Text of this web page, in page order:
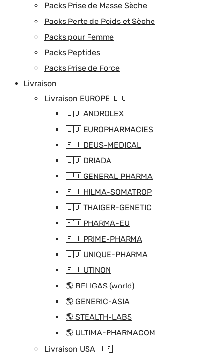
Packs Prise de Masse Sèche
Packs Perte de Poids et Sèche
Packs pour Femme
Packs Peptides
Packs Prise de Force
Livraison
Livraison EUROPE 🇪🇺
🇪🇺 ANDROLEX
🇪🇺 EUROPHARMACIES
🇪🇺 DEUS-MEDICAL
🇪🇺 DRIADA
🇪🇺 GENERAL PHARMA
🇪🇺 HILMA-SOMATROP
🇪🇺 THAIGER-GENETIC
🇪🇺 PHARMA-EU
🇪🇺 PRIME-PHARMA
🇪🇺 UNIQUE-PHARMA
🇪🇺 UTINON
🌎 BELIGAS (world)
🌎 GENERIC-ASIA
🌎 STEALTH-LABS
🌎 ULTIMA-PHARMACOM
Livraison USA 🇺🇸